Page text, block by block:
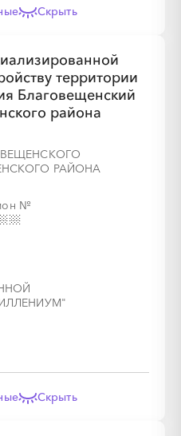
Скрыть
территории
Благовещенский
района
РАЙОНА
№
Скрыть